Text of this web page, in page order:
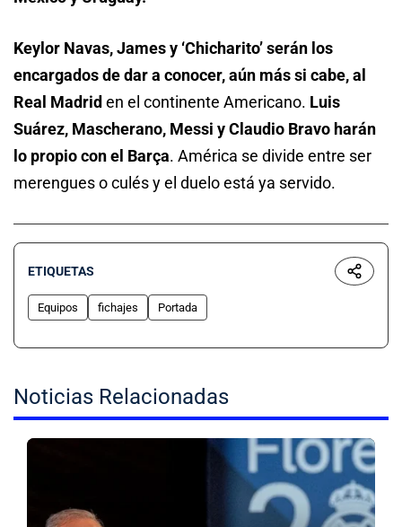
Keylor Navas, James y ‘Chicharito’ serán los
encargados de dar a conocer, aún más si cabe, al
Real Madriden el continente Americano. Luis
Suárez, Mascherano, Messi y Claudio Bravo harán
lo propio con el Barça. América se divide entre ser
merengues o culés y el duelo está ya servido.
ETIQUETAS
Equipos fichajes Portada
Noticias Relacionadas